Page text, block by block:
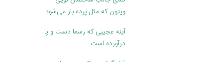
ویتون که مثل پرده باز می‌شود
آینه عجیبی که رسما دست و پا
درآورده است